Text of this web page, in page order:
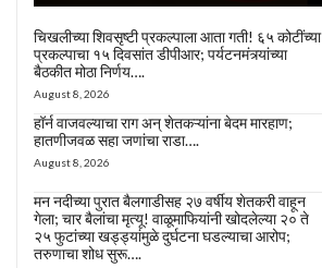
चिखलीच्या शिवसृष्टी प्रकल्पाला आता गती! ६५ कोटींच्या
प्रकल्पाचा १५ दिवसांत डीपीआर; पर्यटनमंत्र्यांच्या
बैठकीत मोठा निर्णय….
August 8, 2026
हॉर्न वाजवल्याचा राग अन् शेतकऱ्यांना बेदम मारहाण;
हातणीजवळ सहा जणांचा राडा….
August 8, 2026
मन नदीच्या पुरात बैलगाडीसह २७ वर्षीय शेतकरी वाहून
गेला; चार बैलांचा मृत्यू! वाळूमाफियांनी खोदलेल्या २० ते
२५ फुटांच्या खड्ड्यांमुळे दुर्घटना घडल्याचा आरोप;
तरुणाचा शोध सुरू….